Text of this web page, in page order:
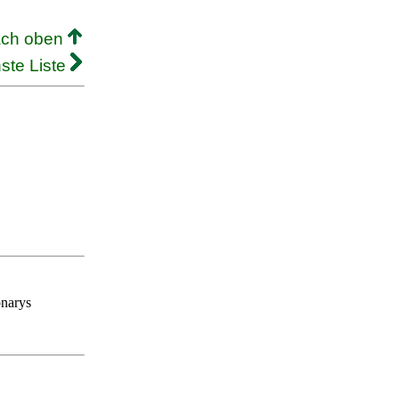
oben
Liste